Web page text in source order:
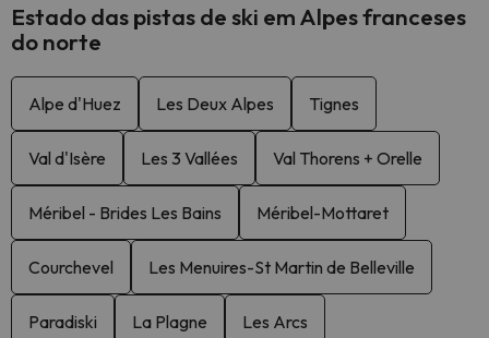
Estado das pistas de ski em Alpes franceses
do norte
Alpe d'Huez Les Deux Alpes Tignes
Val d'Isère Les 3 Vallées Val Thorens + Orelle
Méribel - Brides Les Bains Méribel-Mottaret
Courchevel Les Menuires-St Martin de Belleville
Paradiski La Plagne Les Arcs